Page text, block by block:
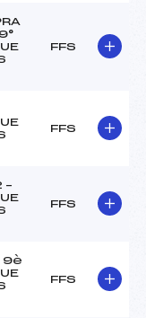
FFS
FFS
–
FFS
9è
FFS